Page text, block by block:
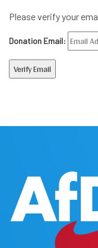
Please verify your
Donation Email: